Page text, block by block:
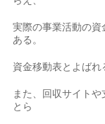
実際の事業活動の
ある。
資金移動表とよばれ
また、回収サイト
とら